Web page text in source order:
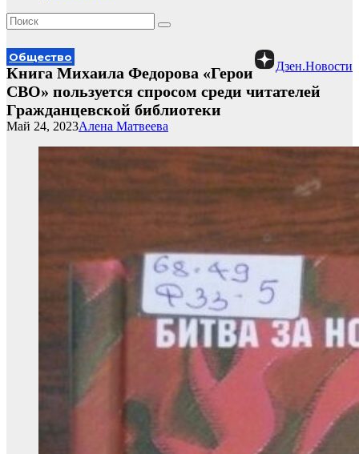
Дзен.Новости
Общество
Книга Михаила Федорова «Герои
СВО» пользуется спросом среди читателей
Гражданцевской библиотеки
Алена Матвеева
Май 24, 2023